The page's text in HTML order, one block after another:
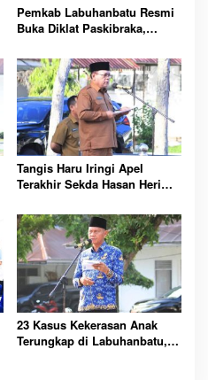
Pemkab Labuhanbatu Resmi
Buka Diklat Paskibraka,
Merah Putih 17 Agustus
Tangis Haru Iringi Apel
Terakhir Sekda Hasan Heri
Resmi
23 Kasus Kekerasan Anak
Terungkap di Labuhanbatu,